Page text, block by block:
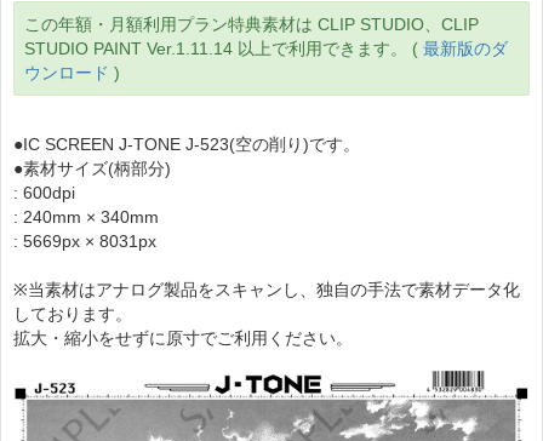
この年額・月額利用プラン特典素材は CLIP STUDIO、CLIP
STUDIO PAINT Ver.1.11.14 以上で利用できます。 ( 最新版のダ
ウンロード )
●IC SCREEN J-TONE J-523(空の削り)です。
●素材サイズ(柄部分)
: 600dpi
: 240mm × 340mm
: 5669px × 8031px
※当素材はアナログ製品をスキャンし、独自の手法で素材データ化
しております。
拡大・縮小をせずに原寸でご利用ください。